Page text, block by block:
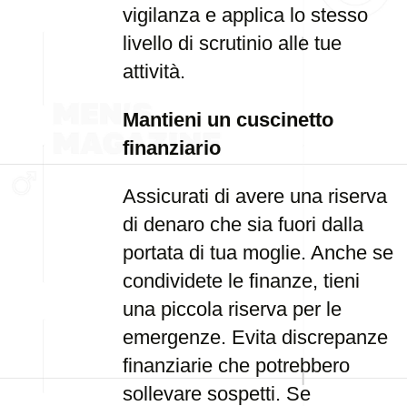
vigilanza e applica lo stesso
livello di scrutinio alle tue
attività.
Mantieni un cuscinetto
finanziario
Assicurati di avere una riserva
di denaro che sia fuori dalla
portata di tua moglie. Anche se
condividete le finanze, tieni
una piccola riserva per le
emergenze. Evita discrepanze
finanziarie che potrebbero
sollevare sospetti. Se